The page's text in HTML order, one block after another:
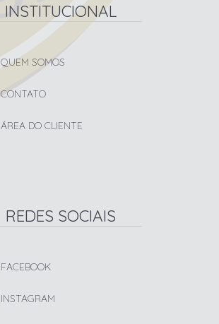
INSTITUCIONAL
QUEM SOMOS
CONTATO
ÁREA DO CLIENTE
REDES SOCIAIS
FACEBOOK
INSTAGRAM